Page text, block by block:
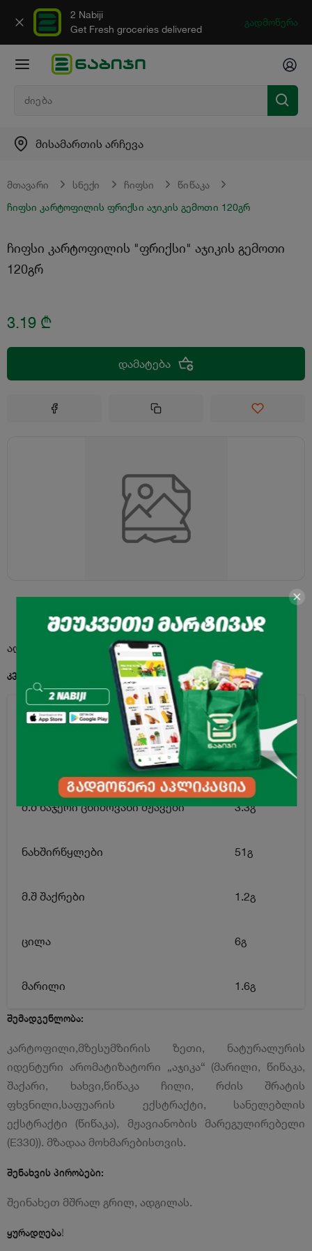
2 Nabiji
Get Fresh groceries delivered
გადმოწერა
მისამართის არჩევა
მთავარი სნექი ჩიფსი
წიწაკა
ჩიფსი კარტოფილის ფრიქსი აჯიკის გემოთი 120გრ
ჩიფსი კარტოფილის "ფრიქსი" აჯიკის გემოთი
120გრ
3.19 ₾
დამატება
აღწერა
კვებითი ღირებულება 100გ. პროდუქტში:
ენერგეტიკული ღირებულება 507კკალ
მ.შ ნაჯერი ცხიმოვანი მჟავები 3.3გ
ნახშირწყლები 51გ
მ.შ შაქრები 1.2გ
ცილა 6გ
მარილი 1.6გ
შემადგენლობა:
კარტოფილი,მზესუმზირის ზეთი, ნატურალურის
იდენტური არომატიზატორი „აჯიკა“ (მარილი, წიწაკა,
შაქარი, ხახვი,წიწაკა ჩილი, რძის შრატის
ფხვნილი,საფუარის ექსტრაქტი, სანელებლის
ექსტრაქტი (წიწაკა), მჟავიანობის მარეგულირებელი
(E330)). მზადაა მოხმარებისთვის.
შენახვის პირობები:
შეინახეთ მშრალ გრილ, ადგილას.
ყურადღება!